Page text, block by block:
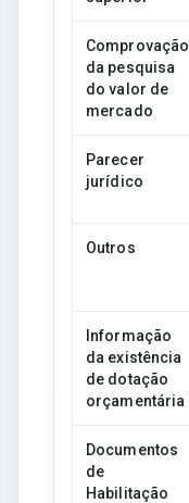
Comprovação
da pesquisa
do valor de
mercado
Parecer
jurídico
Outros
Informação
da existência
de dotação
orçamentária
Documentos
de
Habilitação